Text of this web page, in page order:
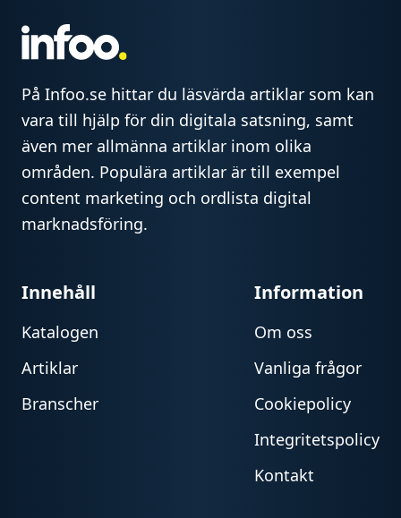
På Infoo.se hittar du läsvärda artiklar som kan
vara till hjälp för din digitala satsning, samt
även mer allmänna artiklar inom olika
områden. Populära artiklar är till exempel
content marketing och ordlista digital
marknadsföring.
Innehåll
Katalogen
Artiklar
Branscher
Information
Om oss
Vanliga frågor
Cookiepolicy
Integritetspolicy
Kontakt